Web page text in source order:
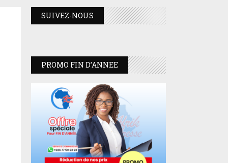
SUIVEZ-NOUS
PROMO FIN D’ANNEE